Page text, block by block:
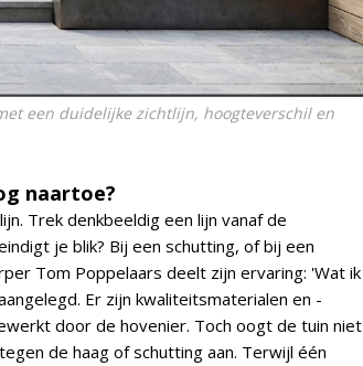
een duidelijke zichtlijn, hoogteverschil en
naartoe?
Trek denkbeeldig een lijn vanaf de
je blik? Bij een schutting, of bij een
Tom Poppelaars deelt zijn ervaring: 'Wat ik
Er zijn kwaliteitsmaterialen en -
door de hovenier. Toch oogt de tuin niet
de haag of schutting aan. Terwijl één